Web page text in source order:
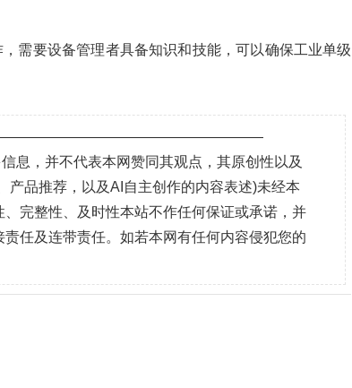
需要设备管理者具备知识和技能，可以确保工业单级
息，并不代表本网赞同其观点，其原创性以及
品推荐，以及AI自主创作的内容表述)未经本
完整性、及时性本站不作任何保证或承诺，并
任及连带责任。如若本网有任何内容侵犯您的